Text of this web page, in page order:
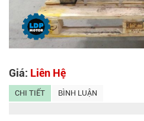
Giá: Liên Hệ
CHI TIẾT BÌNH LUẬN